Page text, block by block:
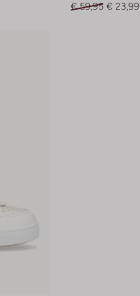
€ 59,95 € 23,99